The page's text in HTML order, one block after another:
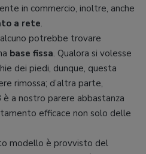
in commercio, inoltre, anche
a rete.
potrebbe trovare
base fissa. Qualora si volesse
dei piedi, dunque, questa
rimossa; d’altra parte,
a nostro parere abbastanza
efficace non solo delle
modello è provvisto del